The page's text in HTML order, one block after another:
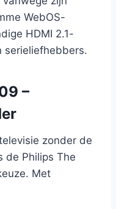
WebOS-
HDMI 2.1-
serieliefhebbers.
–
zonder de
de Philips The
Met